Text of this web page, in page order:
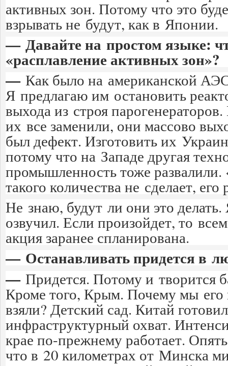
активных зон. Потому что это
взрывать не будут, как в Японии.
— Давайте на простом языке:
«расплавление активных зон»?
— Как было на американской
Я предлагаю им остановить
выхода из строя
их все заменили, они массово
был дефект. Изготовить их
потому что на Западе другая
промышленность тоже
такого количества не сделает, его
Не знаю, будут ли они это
озвучил. Если произойдет, то
акция заранее спланирована.
— Останавливать придется в
— Придется. Потому и творится
Кроме того, Крым. Почему мы его
взяли? Детский сад. Китай
инфраструктурный охват.
крае по-прежнему работает.
что в 20 километрах от Минска